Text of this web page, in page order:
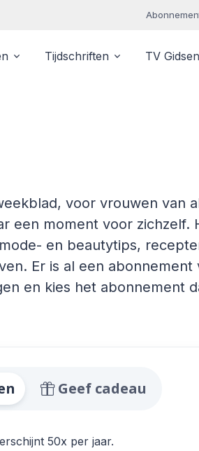
Tijdschriften TV Gidsen
voor vrouwen van
een moment voor zichzelf.
en beautytips,
Er is al een abonnement
en kies het abonnement
Geef cadeau
50x per jaar.